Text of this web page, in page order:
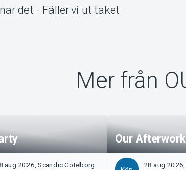
det - Fäller vi ut taket
Mer från
aug 2026, Scandic Göteborg
Our Afterwork
28 aug